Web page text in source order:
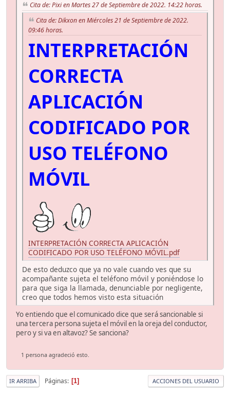
Cita de: Pixi en Martes 27 de Septiembre de 2022. 14:22 horas.
Cita de: Dikxon en Miércoles 21 de Septiembre de 2022.
09:46 horas.
INTERPRETACIÓN
CORRECTA
APLICACIÓN
CODIFICADO POR
USO TELÉFONO
MÓVIL
INTERPRETACIÓN CORRECTA APLICACIÓN
CODIFICADO POR USO TELÉFONO MÓVIL.pdf
De esto deduzco que ya no vale cuando ves que su
acompañante sujeta el teléfono móvil y poniéndose lo
para que siga la llamada, denunciable por negligente,
creo que todos hemos visto esta situación
Yo entiendo que el comunicado dice que será sancionable si
una tercera persona sujeta el móvil en la oreja del conductor,
pero y si va en altavoz? Se sanciona?
1 persona agradeció esto.
IR ARRIBA Páginas 1 ACCIONES DEL USUARIO